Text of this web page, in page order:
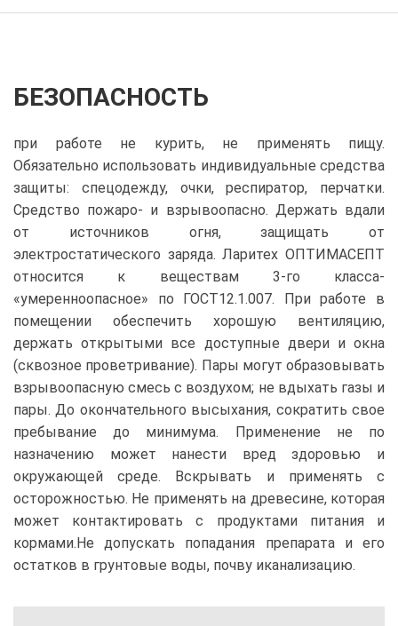
БЕЗОПАСНОСТЬ
при работе не курить, не применять пищу.
Обязательно использовать индивидуальные средства
защиты: спецодежду, очки, респиратор, перчатки.
Средство пожаро- и взрывоопасно. Держать вдали
от источников огня, защищать от
электростатического заряда. Ларитех ОПТИМАСЕПТ
относится к веществам 3-го класса-
«умеренноопасное» по ГОСТ12.1.007. При работе в
помещении обеспечить хорошую вентиляцию,
держать открытыми все доступные двери и окна
(сквозное проветривание). Пары могут образовывать
взрывоопасную смесь с воздухом; не вдыхать газы и
пары. До окончательного высыхания, сократить свое
пребывание до минимума. Применение не по
назначению может нанести вред здоровью и
окружающей среде. Вскрывать и применять с
осторожностью. Не применять на древесине, которая
может контактировать с продуктами питания и
кормами.Не допускать попадания препарата и его
остатков в грунтовые воды, почву иканализацию.